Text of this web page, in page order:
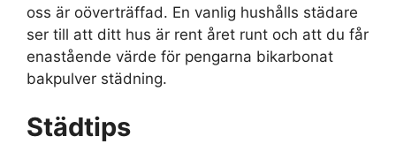
oss är oöverträffad. En vanlig hushålls städare
ser till att ditt hus är rent året runt och att du får
enastående värde för pengarna bikarbonat
bakpulver städning.
Städtips